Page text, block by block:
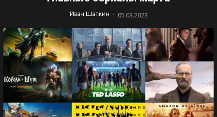
Иван Шапкин - 05.03.2023